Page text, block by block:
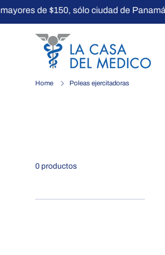
Ir directamente al contenido
de $150, sólo ciudad de Panamá.
Home Poleas ejercitadoras
0 productos